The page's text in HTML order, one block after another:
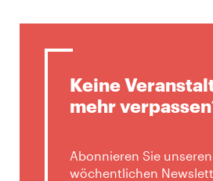
Keine
mehr
Abonnieren Sie unseren
wöchentlichen